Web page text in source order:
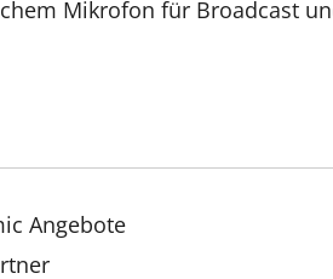
Mikrofon für Broadcast
Angebote